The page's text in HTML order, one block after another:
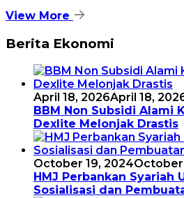
View More
Berita Ekonomi
April 18, 2026April 18,
BBM Non Subsidi Alami
Dexlite Melonjak Drastis
October 19, 2024October
HMJ Perbankan Syariah
Sosialisasi dan